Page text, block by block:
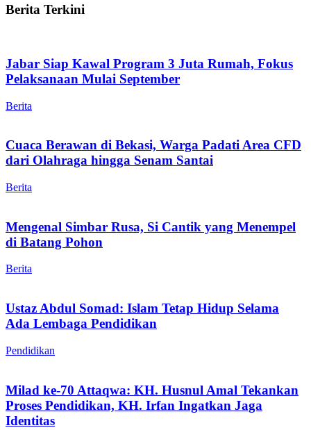
Berita Terkini
Jabar Siap Kawal Program 3 Juta Rumah, Fokus
Pelaksanaan Mulai September
Berita
Cuaca Berawan di Bekasi, Warga Padati Area CFD
dari Olahraga hingga Senam Santai
Berita
Mengenal Simbar Rusa, Si Cantik yang Menempel
di Batang Pohon
Berita
Ustaz Abdul Somad: Islam Tetap Hidup Selama
Ada Lembaga Pendidikan
Pendidikan
Milad ke-70 Attaqwa: KH. Husnul Amal Tekankan
Proses Pendidikan, KH. Irfan Ingatkan Jaga
Identitas